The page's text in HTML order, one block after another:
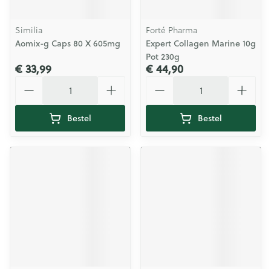
Similia
Aomix-g Caps 80 X 605mg
€ 33,99
Bestel
Forté Pharma
Expert Collagen Marine 10g
Pot 230g
€ 44,90
Bestel